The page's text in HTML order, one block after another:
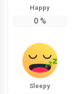
Happy
0%
Sleepy